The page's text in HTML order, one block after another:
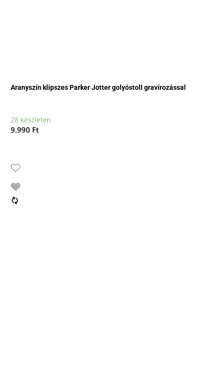
Aranyszín klipszes Parker Jotter golyóstoll gravírozással
28 készleten
9.990 Ft